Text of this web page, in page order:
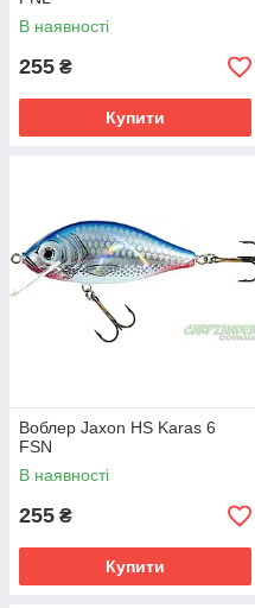
В наявності
255 ₴
Купити
Воблер Jaxon HS Karas 6
FSN
В наявності
255 ₴
Купити